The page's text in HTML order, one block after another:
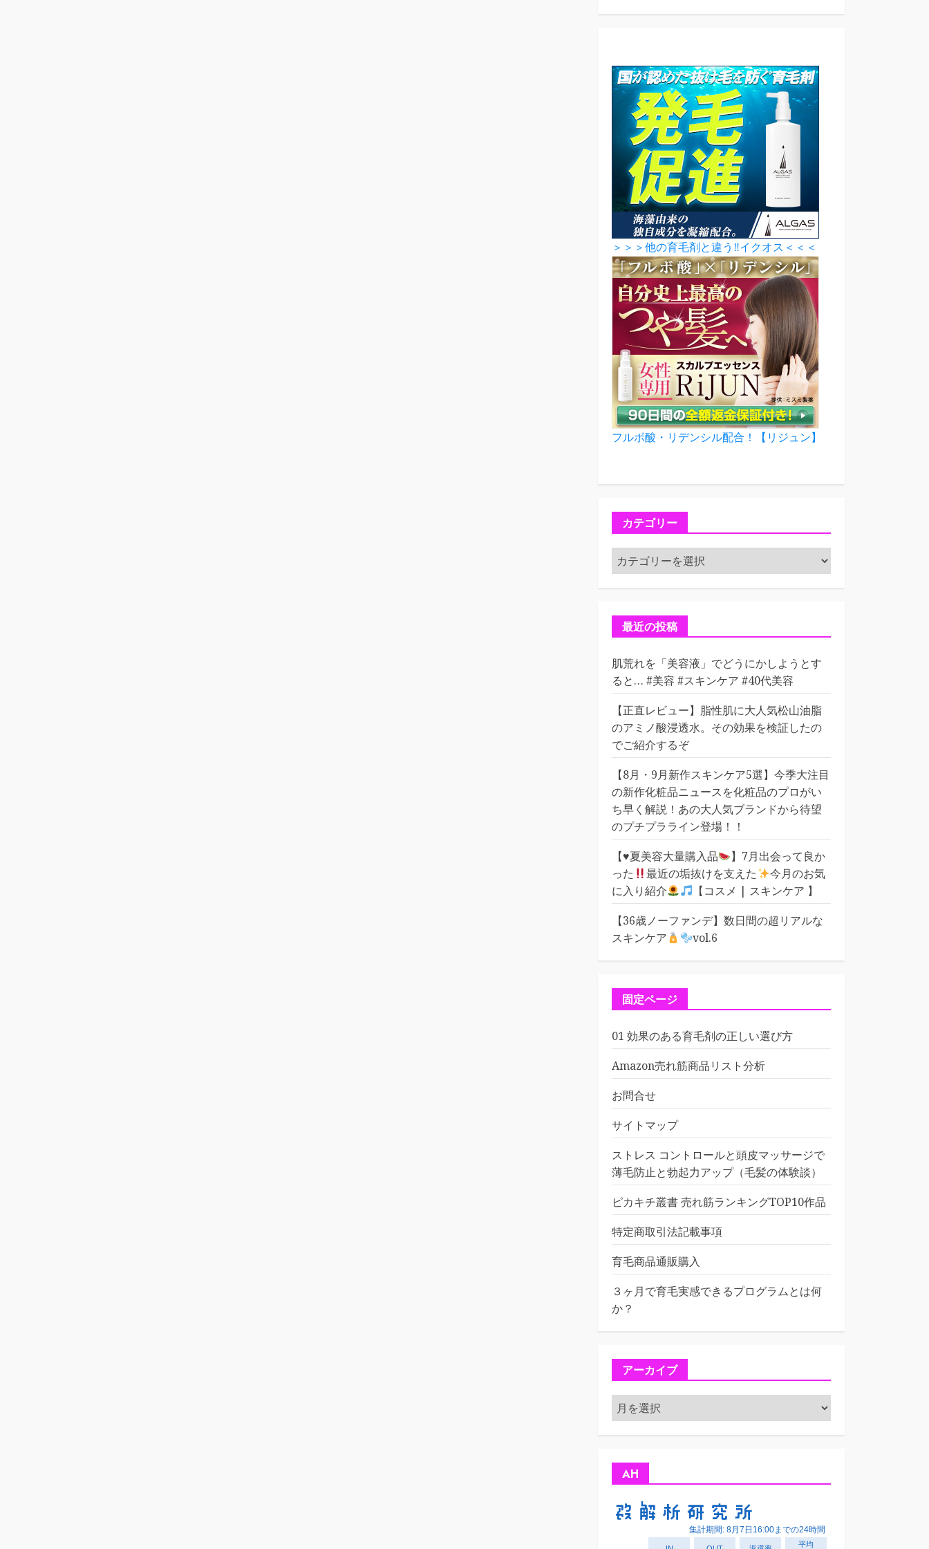
＞＞＞他の育毛剤と違う‼イクオス＜＜＜
フルボ酸・リデンシル配合！【リジュン】
カテゴリー
カ
テ
ゴ
ー最近の投稿
肌荒れを「美容液」でどうにかしようとす
ると… #美容 #スキンケア #40代美容
【正直レビュー】脂性肌に大人気松山油脂
のアミノ酸浸透水。その効果を検証したの
でご紹介するぞ
【8月・9月新作スキンケア5選】今季大注目
の新作化粧品ニュースを化粧品のプロがい
ち早く解説！あの大人気ブランドから待望
のプチプラライン登場！！
【♥️夏美容大量購入品
】7月出会って良か
った
最近の垢抜けを支えた
今月のお気
に入り紹介
【コスメ | スキンケア 】
【36歳ノーファンデ】数日間の超リアルな
スキンケア
vol.6
固定ページ
01 効果のある育毛剤の正しい選び方
Amazon売れ筋商品リスト分析
お問合せ
サイトマップ
ストレス コントロールと頭皮マッサージで
薄毛防止と勃起力アップ（毛髪の体験談）
ピカキチ叢書 売れ筋ランキングTOP10作品
特定商取引法記載事項
育毛商品通販購入
３ヶ月で育毛実感できるプログラムとは何
か？
アーカイブ
ア
ー
カ
AH